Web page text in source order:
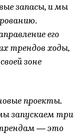
запасы, и мы
его
трендов ходы,
зоне
проекты.
запускаем три
— это